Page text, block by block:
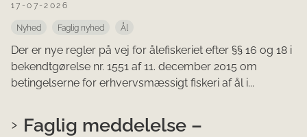
17-07-2026
Nyhed Faglig nyhed Ål
Der er nye regler på vej for ålefiskeriet efter §§ 16 og 18 i
bekendtgørelse nr. 1551 af 11. december 2015 om
betingelserne for erhvervsmæssigt fiskeri af ål i...
Faglig meddelelse –